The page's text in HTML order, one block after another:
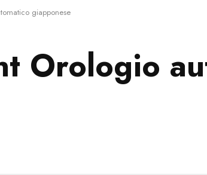
giapponese
Orologio